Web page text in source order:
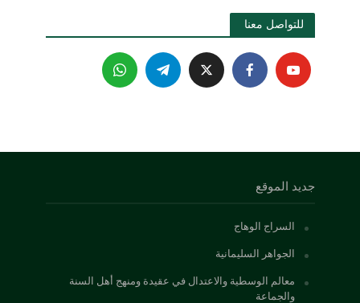
للتواصل معنا
جديد الموقع
السراج الوهاج
الجواهر السليمانية
معالم الوسطية والاعتدال في عقيدة ومنهج أهل السنة
والجماعة